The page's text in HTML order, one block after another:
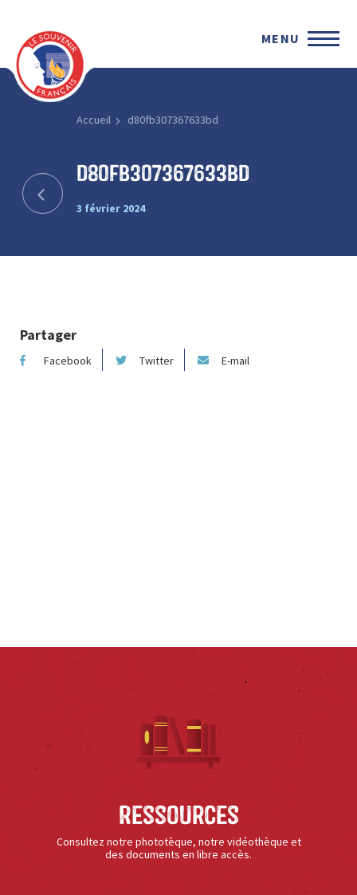
MENU
Accueil d80fb307367633bd
d80fb307367633bd
3 février 2024
Partager
Facebook Twitter E-mail
Ressources
Consultez notre phototèque, notre vidéothèque et
des documents en libre accès.